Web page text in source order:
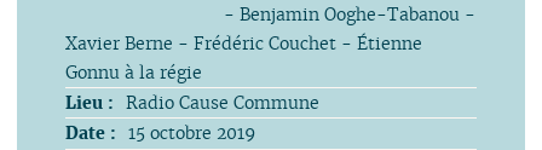
- Benjamin Ooghe-Tabanou -
Xavier Berne - Frédéric Couchet - Étienne
Gonnu à la régie
Lieu : Radio Cause Commune
Date : 15 octobre 2019